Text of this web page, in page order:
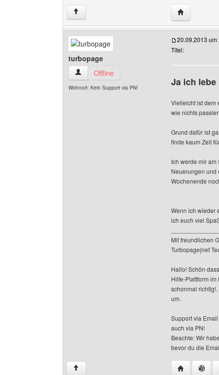
↑ Website
turbopage
turbopage Benutzer-Profile anzeigen
Offline
Wohnort: Kein Support via PN!
20.09.2013 um
Titel:
Ja ich
Vielleicht ist dem
wie nichts
Grund dafür ist
finde kaum Zeit
Ich werde mir
Neuerungen und
Wochenende
Wenn ich wieder
ich euch viel
Mit freundlichen
Turbopage|net
Hallo! Schön
Hilfe-Plattform
schonmal
um.
Support via
auch via PN!
Beachte: Wir
bevor du die
↑ Website